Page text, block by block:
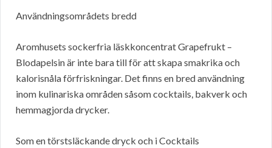
Användningsområdets bredd
Aromhusets sockerfria läskkoncentrat Grapefrukt –
Blodapelsin är inte bara till för att skapa smakrika och
kalorisnåla förfriskningar. Det finns en bred användning
inom kulinariska områden såsom cocktails, bakverk och
hemmagjorda drycker.
Som en törstsläckande dryck och i Cocktails